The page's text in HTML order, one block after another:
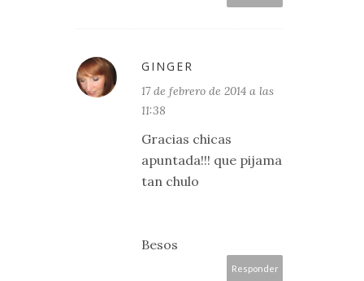
GINGER
17 de febrero de 2014 a las
11:38
Gracias chicas
apuntada!!! que pijama
tan chulo
Besos
Responder